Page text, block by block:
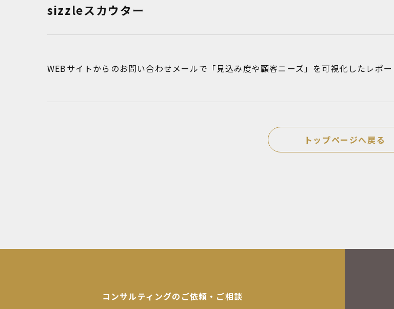
sizzleスカウター
WEBサイトからのお問い合わせメールで「見込み度や顧客ニーズ」を可視化したレポ
トップページへ戻る
コンサルティングのご依頼・ご相談